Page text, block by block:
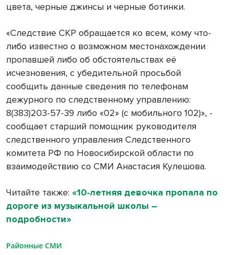
цвета, черные джинсы и черные ботинки.
«Следствие СКР обращается ко всем, кому что-
либо известно о возможном местонахождении
пропавшей либо об обстоятельствах её
исчезновения, с убедительной просьбой
сообщить данные сведения по телефонам
дежурного по следственному управлению:
8(383)203-57-39 либо «02» (с мобильного 102)», -
сообщает старший помощник руководителя
следственного управления Следственного
комитета РФ по Новосибирской области по
взаимодействию со СМИ Анастасия Кулешова.
Читайте также: «10-летняя девочка пропала по
дороге из музыкальной школы –
подробности»
Районные СМИ